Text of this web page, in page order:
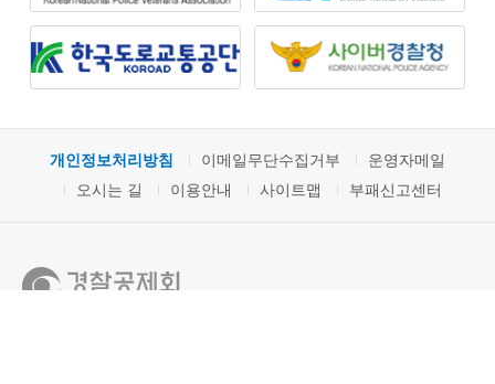
개인정보처리방침 이메일무단수집거부
운영자메일
오시는 길
이용안내 사이트맵 부패신고센터